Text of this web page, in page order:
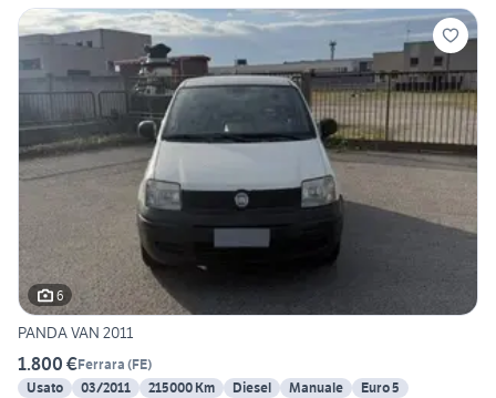
6
PANDA VAN 2011
1.800 €Ferrara (FE)
Usato
03/2011 215000 Km Diesel Manuale Euro 5